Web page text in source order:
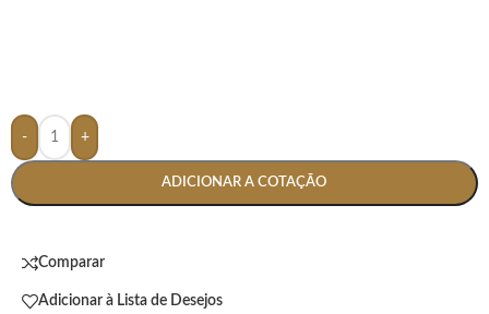
- +
ADICIONAR A COTAÇÃO
Comparar
Adicionar à Lista de Desejos